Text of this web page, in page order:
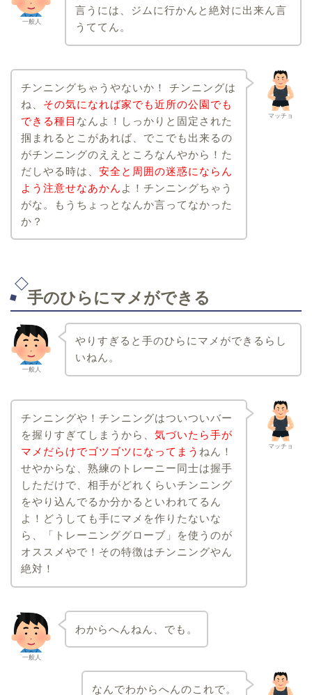
一般人
言うには、ジムに行かんと絶対に出来ん言
うててん。
マッチョ
チンニングちゃうやないか！ チンニングは
ね、 その気になれば家でも近所の公園でも
できる種目 なんよ！しっかりと固定された
掴まれるとこがあれば、でこでも出来るの
がチンニングのええところなんやから！た
だしやる時は、 安全と周囲の迷惑にならん
よう注意せなあかん よ！チンニングちゃう
がな。もうちょっとなんか言ってなかった
か？
手のひらにマメができる
一般人
やりすぎると手のひらにマメができるらし
いねん。
マッチョ
チンニングや！チンニングはついついバー
を握りすぎてしまうから、 気づいたら手が
マメだらけでゴツゴツになってまう ねん！
せやからな、熟練のトレーニー同士は握手
しただけで、相手がどれくらいチンニング
をやり込んでるか分かるといわれてるん
よ！どうしても手にマメを作りたないな
ら、「トレーニンググローブ」を使うのが
オススメやで！その特徴はチンニングやん
絶対！
一般人
わからへんねん、でも。
なんでわからへんのこれで。